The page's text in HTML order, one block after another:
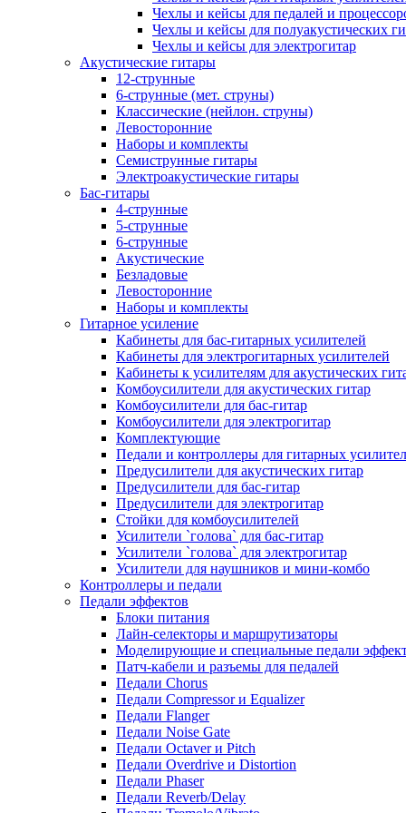
Чехлы и кейсы для педалей и
Чехлы и кейсы для полуакустических
Чехлы и кейсы для электрогитар
Акустические гитары
12-струнные
6-струнные (мет. струны)
Классические (нейлон. струны)
Левосторонние
Наборы и комплекты
Семиструнные гитары
Электроакустические гитары
Бас-гитары
4-струнные
5-струнные
6-струнные
Акустические
Безладовые
Левосторонние
Наборы и комплекты
Гитарное усиление
Кабинеты для бас-гитарных усилителей
Кабинеты для электрогитарных усилителей
Кабинеты к усилителям для акустических
Комбоусилители для акустических гитар
Комбоусилители для бас-гитар
Комбоусилители для электрогитар
Комплектующие
Педали и контроллеры для гитарных
Предусилители для акустических гитар
Предусилители для бас-гитар
Предусилители для электрогитар
Стойки для комбоусилителей
Усилители `голова` для бас-гитар
Усилители `голова` для электрогитар
Усилители для наушников и мини-комбо
Контроллеры и педали
Педали эффектов
Блоки питания
Лайн-селекторы и маршрутизаторы
Моделирующие и специальные педали
Патч-кабели и разъемы для педалей
Педали Chorus
Педали Compressor и Equalizer
Педали Flanger
Педали Noise Gate
Педали Octaver и Pitch
Педали Overdrive и Distortion
Педали Phaser
Педали Reverb/Delay